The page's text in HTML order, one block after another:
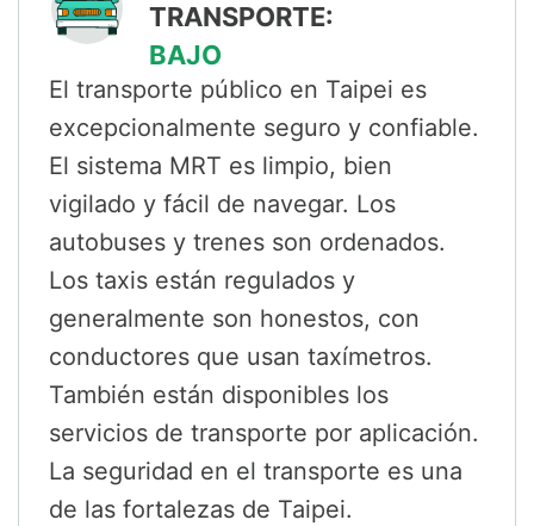
TRANSPORTE:
BAJO
El transporte público en Taipei es
excepcionalmente seguro y confiable.
El sistema MRT es limpio, bien
vigilado y fácil de navegar. Los
autobuses y trenes son ordenados.
Los taxis están regulados y
generalmente son honestos, con
conductores que usan taxímetros.
También están disponibles los
servicios de transporte por aplicación.
La seguridad en el transporte es una
de las fortalezas de Taipei.